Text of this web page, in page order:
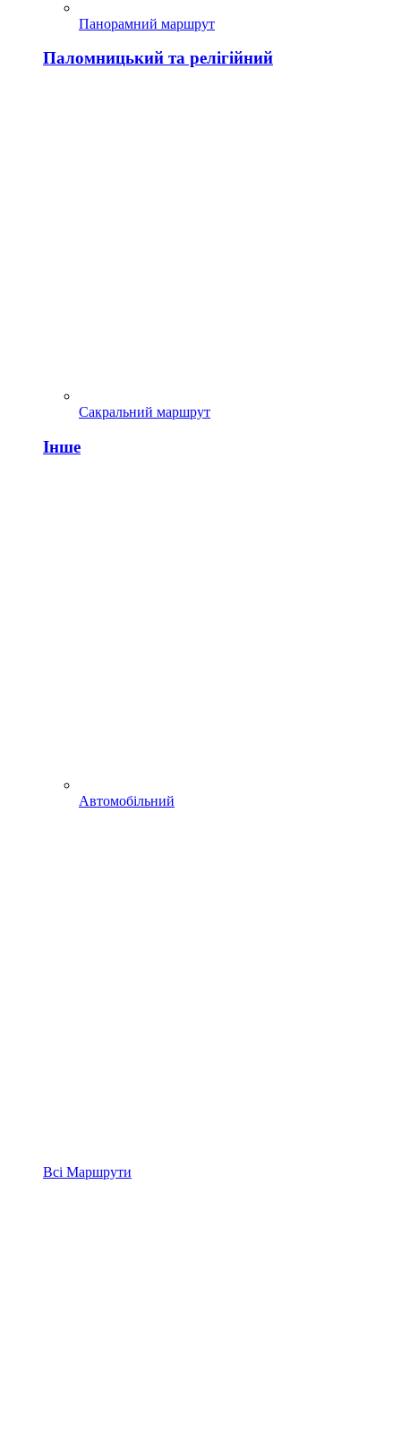
Панорамний маршрут
Паломницький та релігійний
Сакральний маршрут
Інше
Автомобільний
Всі Маршрути